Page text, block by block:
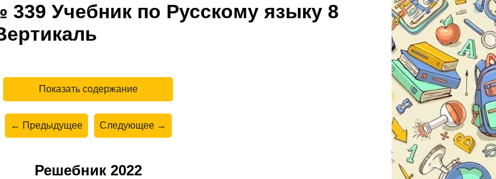
Учебник по Русскому языку 8
Показать содержание
← Предыдущее Следующее →
Решебник 2022